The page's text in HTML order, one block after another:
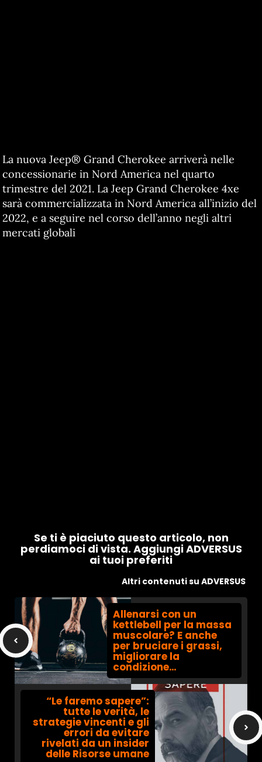
La nuova Jeep® Grand Cherokee arriverà nelle
concessionarie in Nord America nel quarto
trimestre del 2021. La Jeep Grand Cherokee 4xe
sarà commercializzata in Nord America all’inizio del
2022, e a seguire nel corso dell’anno negli altri
mercati globali
Se ti è piaciuto questo articolo, non
perdiamoci di vista. Aggiungi ADVERSUS
ai tuoi preferiti
Altri contenuti su ADVERSUS
Allenarsi con un
kettlebell per la massa
muscolare? E anche
per bruciare i grassi,
migliorare la
condizione…
“Le faremo sapere”:
tutte le verità, le
strategie vincenti e gli
errori da evitare
rivelati da un insider
delle Risorse umane